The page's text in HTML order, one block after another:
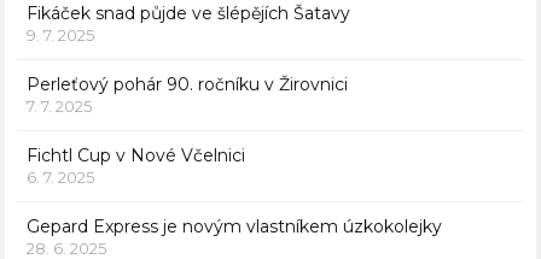
Fikáček snad půjde ve šlépějích Šatavy
9. 7. 2025
Perleťový pohár 90. ročníku v Žirovnici
7. 7. 2025
Fichtl Cup v Nové Včelnici
6. 7. 2025
Gepard Express je novým vlastníkem úzkokolejky
28. 6. 2025